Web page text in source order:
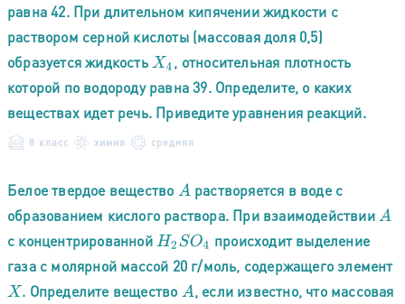
равна 42. При длительном кипячении жидкости с
раствором серной кислоты (массовая доля 0,5)
образуется жидкостьX4 , относительная плотность
которой по водороду равна 39. Определите, о каких
веществах идет речь. Приведите уравнения реакций.
8 класс химия средняя
Белое твердое вещество A растворяется в воде с
образованием кислого раствора. При взаимодействииA
с концентрированнойH2SO4
происходит выделение
газа с молярной массой 20 г/моль, содержащего элемент
X . Определите вещество A , если известно, что массовая